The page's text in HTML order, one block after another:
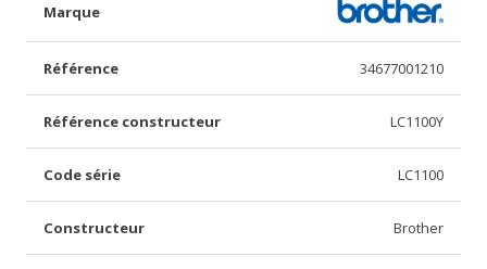
Marque
Référence 34677001210
Référence constructeur LC1100Y
Code série LC1100
Constructeur Brother